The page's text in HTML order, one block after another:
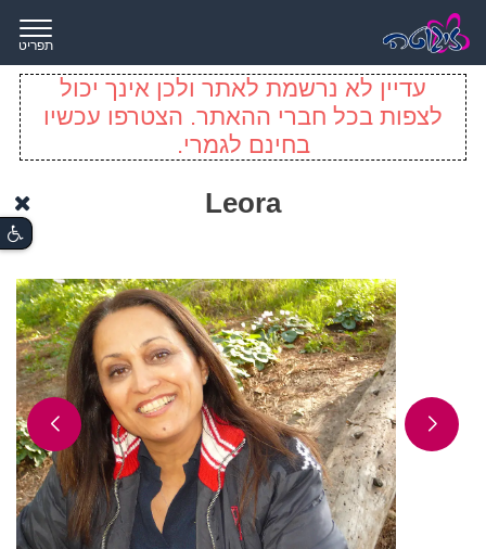
תפריט
עדיין לא נרשמת לאתר ולכן אינך יכול
לצפות בכל חברי ההאתר. הצטרפו עכשיו
בחינם לגמרי.
Leora